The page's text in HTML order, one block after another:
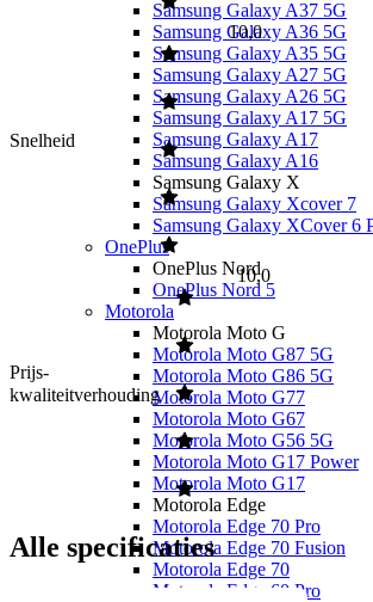
Samsung Galaxy A37 5G
Samsung Galaxy A36 5G
Samsung Galaxy A35 5G
Samsung Galaxy A27 5G
Samsung Galaxy A26 5G
Samsung Galaxy A17 5G
Samsung Galaxy A17
Samsung Galaxy A16
Samsung Galaxy X
Samsung Galaxy Xcover 7
Samsung Galaxy XCover 6
OnePlus
OnePlus Nord
OnePlus Nord 5
Motorola
Motorola Moto G
Motorola Moto G87 5G
Motorola Moto G86 5G
Motorola Moto G77
Motorola Moto G67
Motorola Moto G56 5G
Motorola Moto G17 Power
Motorola Moto G17
Motorola Edge
Motorola Edge 70 Pro
Motorola Edge 70 Fusion
Motorola Edge 70
Motorola Edge 60 Pro
Snelheid
10,0
Prijs-
kwaliteitverhouding
10,0
Alle specificaties